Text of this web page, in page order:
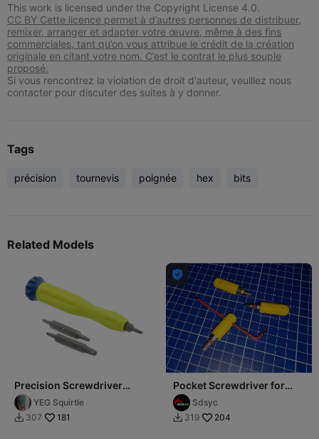
This work is licensed under the Copyright License 4.0.
CC BY Cette licence permet à d’autres personnes de distribuer,
remixer, arranger et adapter votre œuvre, même à des fins
commerciales, tant qu’on vous attribue le crédit de la création
originale en citant votre nom. C’est le contrat le plus souple
proposé.
Si vous rencontrez la violation de droit d'auteur, veuillez nous
contacter pour discuter des suites à y donner.
Tags
précision tournevis poignée hex bits
Related Models
Precision Screwdriver
Handle for 1/4in Hex
Double Ended Bits
YEG Squirtle
 307 181

Pocket Screwdriver for
1/4" Sdsyc
 319 204